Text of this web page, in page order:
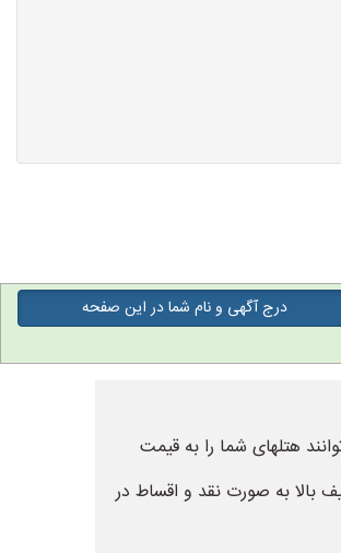
درج آگهی و نام شما در این صفحه
هتلهای شما را به قیمت
بالا به صورت نقد و اقساط در